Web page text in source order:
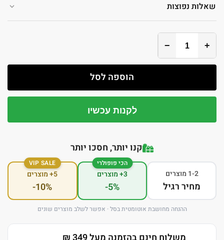
שאלות נפוצות
+
−
הוספה לסל
לקנות עכשיו
קנו יותר, חסכו יותר
1-2 מוצרים
מחיר רגיל
הכי פופולרי
3+ מוצרים
-5%
VIP SALE
5+ מוצרים
-10%
ההנחה מחושבת אוטומטית בסל · אפשר לשלב מוצרים שונים